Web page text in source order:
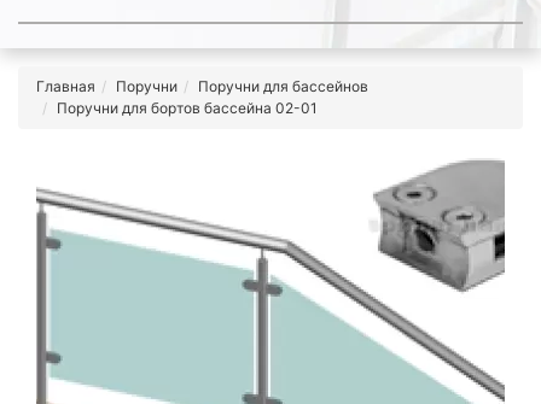
Главная Поручни
Поручни для бассейнов
Поручни для бортов бассейна 02-01